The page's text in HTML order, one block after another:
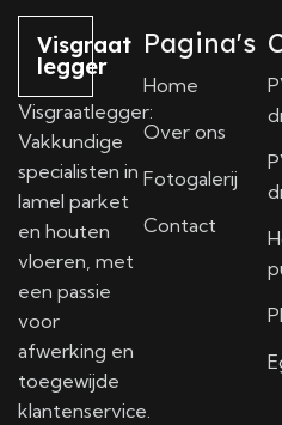
Visgraat
legger
Visgraatlegger:
Vakkundige
specialisten in
lamel parket
en houten
vloeren, met
een passie
voor
afwerking en
toegewijde
klantenservice.
Pagina's
Home
Over ons
Fotogalerij
Contact